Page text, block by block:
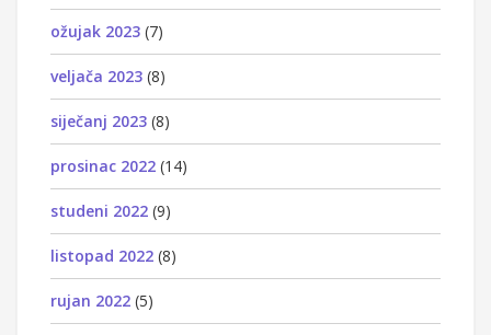
ožujak 2023 (7)
veljača 2023 (8)
siječanj 2023 (8)
prosinac 2022 (14)
studeni 2022 (9)
listopad 2022 (8)
rujan 2022 (5)